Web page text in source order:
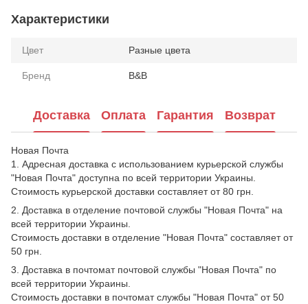
Характеристики
Цвет Разные цвета
Бренд B&B
Доставка Оплата Гарантия Возврат
Новая Почта
1. Адресная доставка с использованием курьерской службы
"Новая Почта" доступна по всей территории Украины.
Стоимость курьерской доставки составляет от 80 грн.
2. Доставка в отделение почтовой службы "Новая Почта" на
всей территории Украины.
Стоимость доставки в отделение "Новая Почта" составляет от
50 грн.
3. Доставка в почтомат почтовой службы "Новая Почта" по
всей территории Украины.
Стоимость доставки в почтомат службы "Новая Почта" от 50